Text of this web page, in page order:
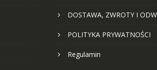
DOSTAWA, ZWROTY I
POLITYKA PRYWATNOŚCI
Regulamin